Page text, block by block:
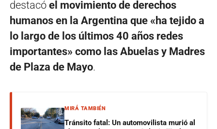
destacó el movimiento de derechos
humanos en la Argentina que «ha tejido a
lo largo de los últimos 40 años redes
importantes» como las Abuelas y Madres
de Plaza de Mayo.
MIRÁ TAMBIÉN
Tránsito fatal: Un automovilista murió al